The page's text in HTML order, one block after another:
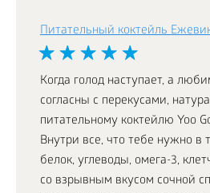
Питательный коктейль
Когда голод наступает, а
согласны с перекусами,
питательному коктейлю Yoo
Внутри все, что тебе нужно в
белок, углеводы, омега-3,
со взрывным вкусом сочной